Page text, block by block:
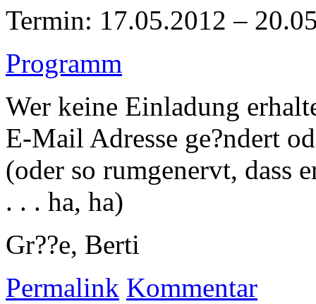
Termin: 17.05.2012 –
Programm
Wer keine Einladung
E-Mail Adresse ge?ndert
(oder so rumgenervt, dass
. . . ha, ha)
Gr??e, Berti
Permalink Kommentar